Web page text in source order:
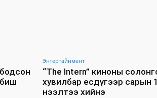
Энтертайнмент
“The Intern” киноны
хувилбар есдүгээр сарын
нээлтээ хийнэ